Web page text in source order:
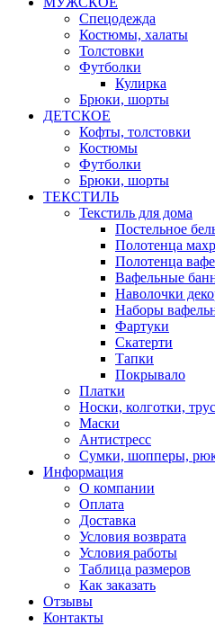
Спецодежда
Костюмы, халаты
Толстовки
Футболки
Кулирка
Брюки, шорты
ДЕТСКОЕ
Кофты, толстовки
Костюмы
Футболки
Брюки, шорты
ТЕКСТИЛЬ
Текстиль для дома
Постельное
Полотенца
Полотенца
Вафельные
Наволочки
Наборы
Фартуки
Скатерти
Тапки
Покрывало
Платки
Носки, колготки,
Маски
Антистресс
Сумки, шопперы,
Информация
О компании
Оплата
Доставка
Условия возврата
Условия работы
Таблица размеров
Как заказать
Отзывы
Контакты